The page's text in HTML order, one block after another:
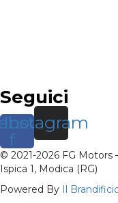
Seguici
f
Instagram
© 2021-2026 FG Motors
Ispica 1, Modica (RG)
Powered By
Il